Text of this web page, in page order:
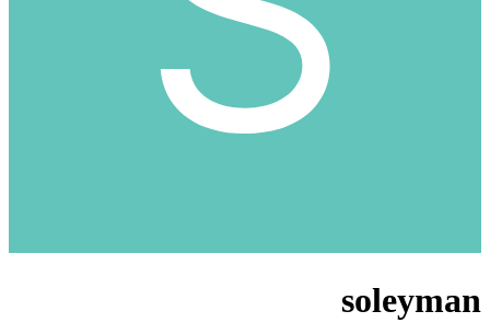
soleyman